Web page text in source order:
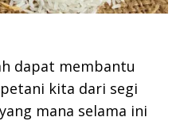
dapat membantu
kita dari segi
mana selama ini